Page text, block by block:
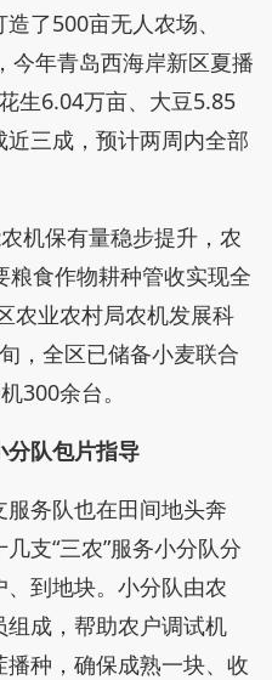
了500亩无人农场、
今年青岛西海岸新区夏播
生6.04万亩、大豆5.85
三成，预计两周内全部
农机保有量稳步提升，农
食作物耕种管收实现全
农业农村局农机发展科
，全区已储备小麦联合
300余台。
分队包片指导
务队也在田间地头奔
支“三农”服务小分队分
到地块。小分队由农
成，帮助农户调试机
种，确保成熟一块、收